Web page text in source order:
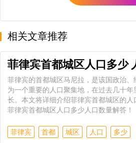
相关文章推荐
菲律宾首都城区人口多少
菲律宾的首都城区马尼拉，是该国政治
为一个重要的人口聚集地，在过去几十
长。本文将详细介绍菲律宾首都城区的人
菲律宾首都城区人口多少人口数量解答！
菲律宾 首都 城区 人口 多少